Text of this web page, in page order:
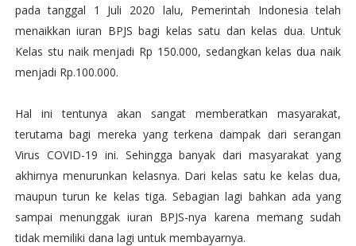
pada tanggal 1 Juli 2020 lalu, Pemerintah Indonesia telah
menaikkan iuran BPJS bagi kelas satu dan kelas dua. Untuk
Kelas stu naik menjadi Rp 150.000, sedangkan kelas dua naik
menjadi Rp.100.000.
Hal ini tentunya akan sangat memberatkan masyarakat,
terutama bagi mereka yang terkena dampak dari serangan
Virus COVID-19 ini. Sehingga banyak dari masyarakat yang
akhirnya menurunkan kelasnya. Dari kelas satu ke kelas dua,
maupun turun ke kelas tiga. Sebagian lagi bahkan ada yang
sampai menunggak iuran BPJS-nya karena memang sudah
tidak memiliki dana lagi untuk membayarnya.